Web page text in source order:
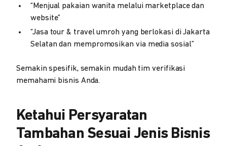
“Menjual pakaian wanita melalui marketplace dan
website”
“Jasa tour & travel umroh yang berlokasi di Jakarta
Selatan dan mempromosikan via media sosial”
Semakin spesifik, semakin mudah tim verifikasi
memahami bisnis Anda.
Ketahui Persyaratan
Tambahan Sesuai Jenis Bisnis